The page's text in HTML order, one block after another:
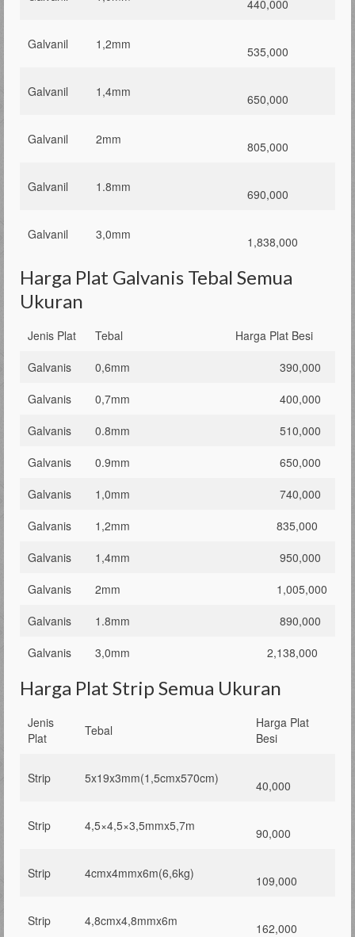
440,000
Galvanil 1,2mm 535,000
Galvanil 1,4mm 650,000
Galvanil 2mm 805,000
Galvanil 1.8mm 690,000
Galvanil 3,0mm 1,838,000
Harga Plat Galvanis Tebal Semua
Ukuran
Jenis Plat Tebal
Harga Plat Besi
Galvanis
0,6mm
390,000
Galvanis
0,7mm
400,000
Galvanis
0.8mm
510,000
Galvanis
0.9mm
650,000
Galvanis
1,0mm
740,000
Galvanis
1,2mm
835,000
Galvanis
1,4mm
950,000
Galvanis
2mm
1,005,000
Galvanis
1.8mm
890,000
Galvanis
3,0mm 2,138,000
Harga Plat Strip Semua Ukuran
Jenis
Plat
Tebal
Harga Plat
Besi
Strip 5x19x3mm(1,5cmx570cm) 40,000
Strip 4,5×4,5×3,5mmx5,7m 90,000
Strip 4cmx4mmx6m(6,6kg) 109,000
Strip 4,8cmx4,8mmx6m 162,000